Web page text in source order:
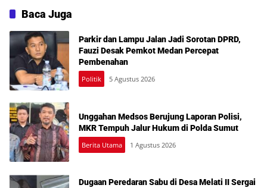
DPRD Medan
Baca Juga
Parkir dan Lampu Jalan Jadi Sorotan DPRD,
Fauzi Desak Pemkot Medan Percepat
Pembenahan
Politik 5 Agustus 2026
Unggahan Medsos Berujung Laporan Polisi,
MKR Tempuh Jalur Hukum di Polda Sumut
Berita Utama 1 Agustus 2026
Dugaan Peredaran Sabu di Desa Melati II Sergai